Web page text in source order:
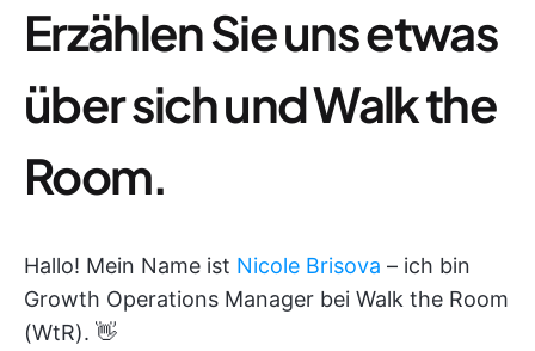
Erzählen Sie uns etwas
über sich und Walk the
Room.
Hallo! Mein Name ist Nicole Brisova – ich bin
Growth Operations Manager bei Walk the Room
(WtR). 👋